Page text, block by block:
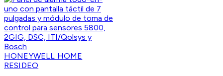
HONEYWELL HOME
RESIDEO